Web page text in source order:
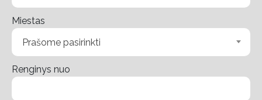
Miestas
Prašome pasirinkti
Renginys nuo